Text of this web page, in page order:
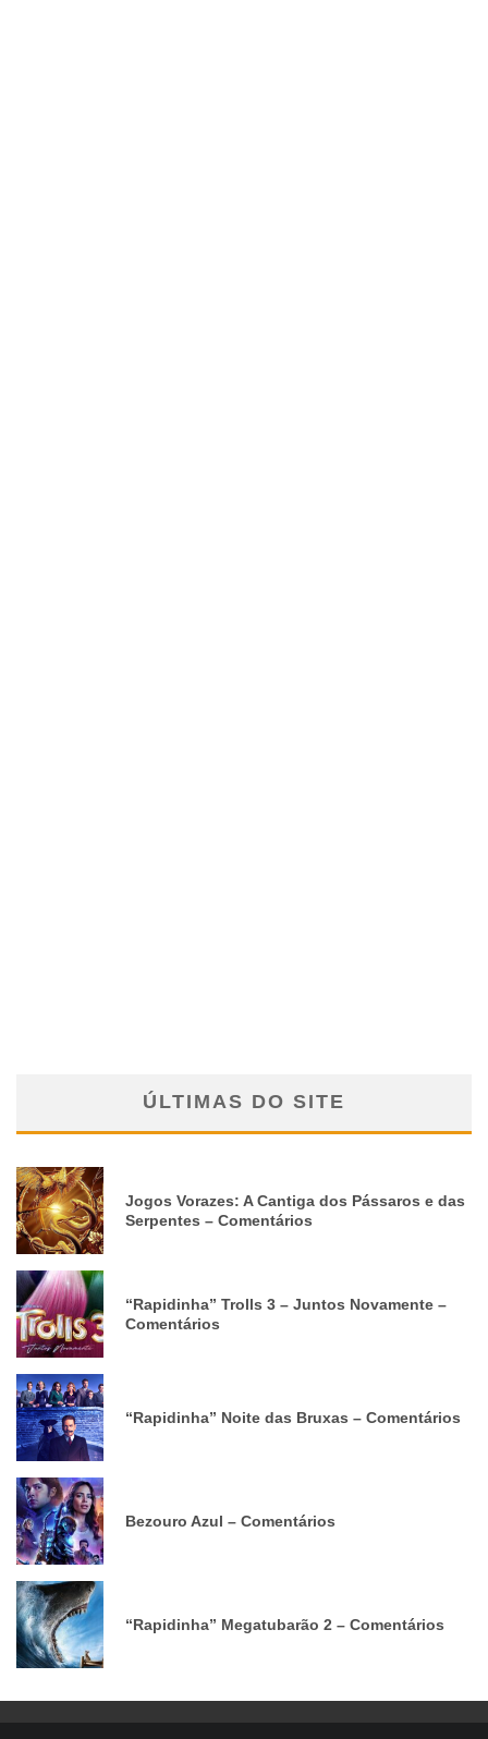
ÚLTIMAS DO SITE
Jogos Vorazes: A Cantiga dos Pássaros e das
Serpentes – Comentários
“Rapidinha” Trolls 3 – Juntos Novamente –
Comentários
“Rapidinha” Noite das Bruxas – Comentários
Bezouro Azul – Comentários
“Rapidinha” Megatubarão 2 – Comentários